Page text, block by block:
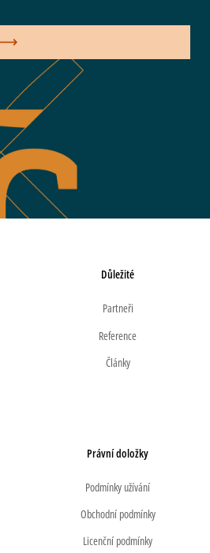
Důležité
Partneři
Reference
Články
Právní doložky
Podmínky užívání
Obchodní podmínky
Licenční podmínky